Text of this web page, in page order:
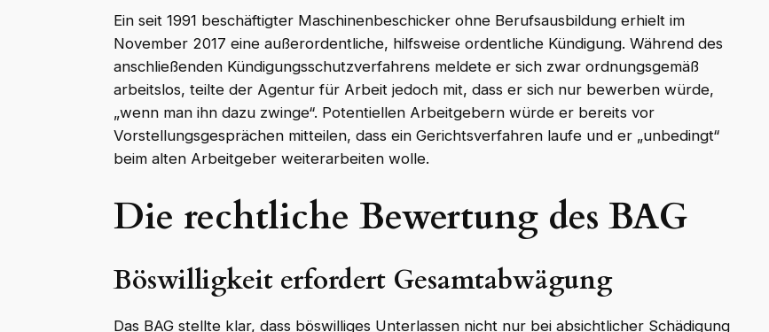
Ein seit 1991 beschäftigter Maschinenbeschicker ohne Berufsausbildung erhielt im
November 2017 eine außerordentliche, hilfsweise ordentliche Kündigung. Während des
anschließenden Kündigungsschutzverfahrens meldete er sich zwar ordnungsgemäß
arbeitslos, teilte der Agentur für Arbeit jedoch mit, dass er sich nur bewerben würde,
„wenn man ihn dazu zwinge“. Potentiellen Arbeitgebern würde er bereits vor
Vorstellungsgesprächen mitteilen, dass ein Gerichtsverfahren laufe und er „unbedingt“
beim alten Arbeitgeber weiterarbeiten wolle.
Die rechtliche Bewertung des BAG
Böswilligkeit erfordert Gesamtabwägung
Das BAG stellte klar, dass böswilliges Unterlassen nicht nur bei absichtlicher Schädigung